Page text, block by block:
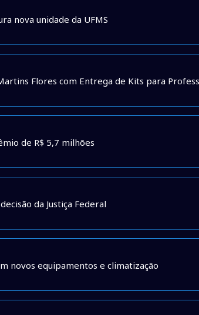
nova unidade da UFMS
Flores com Entrega de Kits para
de R$ 5,7 milhões
da Justiça Federal
novos equipamentos e climatização